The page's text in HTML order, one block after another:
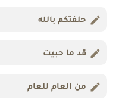
حلفتكم بالله
قد ما حبيت
من العام للعام